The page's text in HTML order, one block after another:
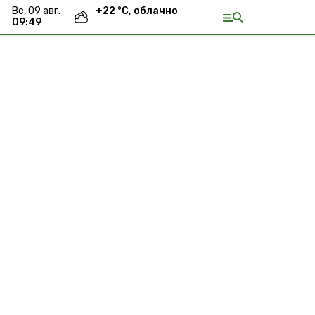
вс, 09 авг.
09:49
+22 °С, облачно